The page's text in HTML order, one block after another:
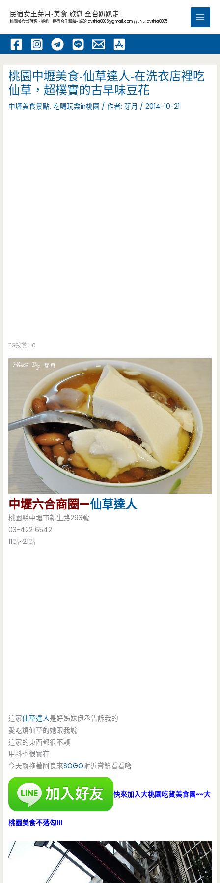
內
民宿女王芽月-美食.旅遊.全台趴趴走
桃園美食部落客，邀約 -民宿合作體驗~ 請洽cythia0805@gmail.com //LINE: cythia0805
Main
桃園中壢美食-仙草達人-在洗衣店裡吃
仙草，超樸實的古早味豆花
中壢美食景點, 吃喝玩樂in桃園 / 作者:芽月 /2014-10-21
TG按讚：0
中壢六合商圈—仙草達人
桃園縣中壢市新生路293號
03-422 6542
11點~21點
這家仙草達人是好姊妹伊丞告訴我的
愛吃燒仙草的她跟我說
這家的東西都很不賴
用料也很實在
今天就拖著阿良來SOGO附近嘗鮮看看嚕
快來加入大桃園吃貨美食團~~大
桃園美食不落勾!!!